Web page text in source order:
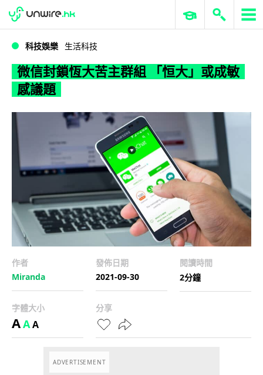
微信封鎖恆大苦主群組 「恒大」或成敏感議題
WWDC 2026 ERP 與商業 AI
科技娛樂 生活科技
微信封鎖恆大苦主群組 「恒大」或成敏
感議題
作者
Miranda
發佈日期
2021-09-30
閱讀時間
2分鐘
字體大小
AAA
分享
ADVERTISEMENT